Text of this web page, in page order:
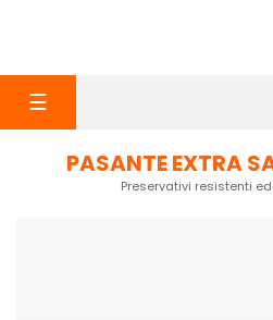
navigazione
☰
PASANTE EXTRA
Preservativi resistenti